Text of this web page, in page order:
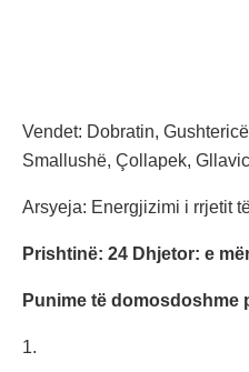
Vendet: Dobratin,
Smallushë, Çollapek,
Arsyeja: Energjizimi i rrjetit
Prishtinë: 24 Dhjetor: e
Punime të domosdoshme
1.